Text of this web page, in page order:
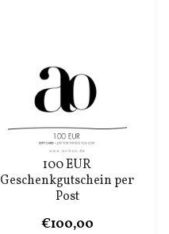
100 EUR
Geschenkgutschein per
Post
€100,00